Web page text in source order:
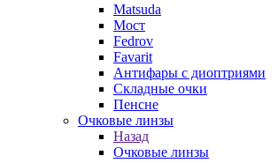
Matsuda
Мост
Fedrov
Favarit
Антифары с диоптриями
Складные очки
Пенсне
Очковые линзы
Назад
Очковые линзы